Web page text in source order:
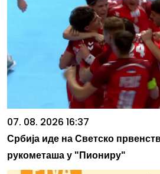
07. 08. 2026 16:37
Србија иде на Светско
рукометаша у "Пиониру"